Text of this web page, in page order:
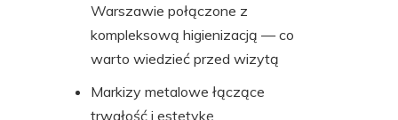
Warszawie połączone z
kompleksową higienizacją — co
warto wiedzieć przed wizytą
Markizy metalowe łączące
trwałość i estetykę